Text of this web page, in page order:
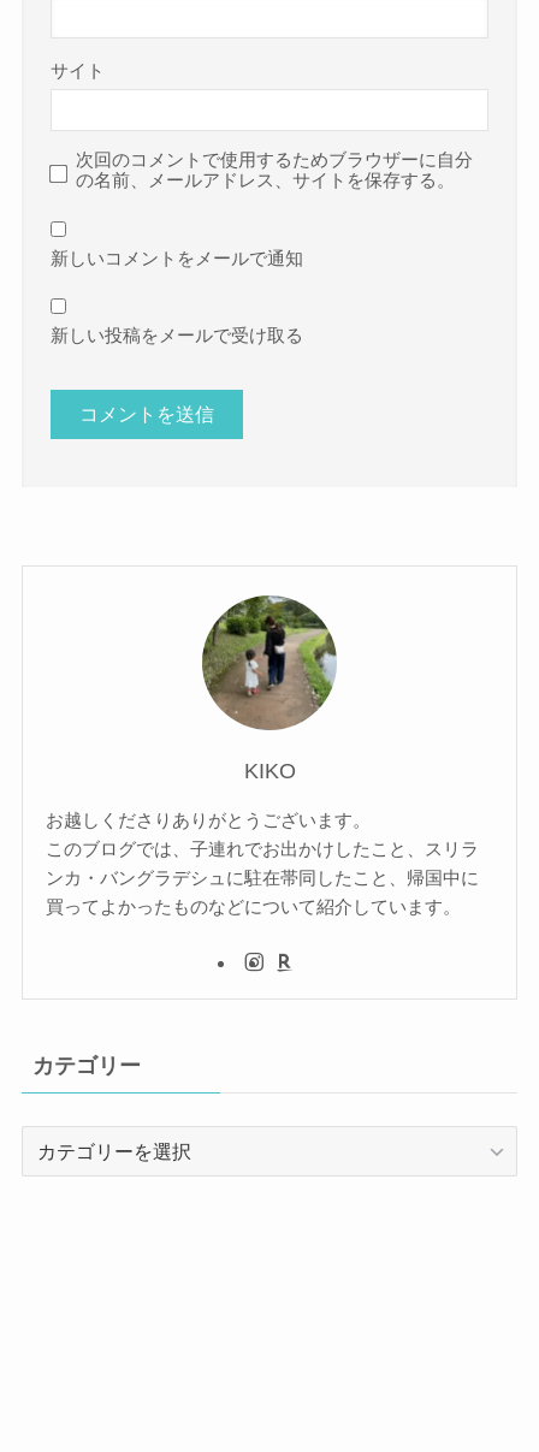
サイト
次回のコメントで使用するためブラウザーに自分
の名前、メールアドレス、サイトを保存する。
新しいコメントをメールで通知
新しい投稿をメールで受け取る
KIKO
お越しくださりありがとうございます。
このブログでは、子連れでお出かけしたこと、スリラ
ンカ・バングラデシュに駐在帯同したこと、帰国中に
買ってよかったものなどについて紹介しています。
カテゴリー